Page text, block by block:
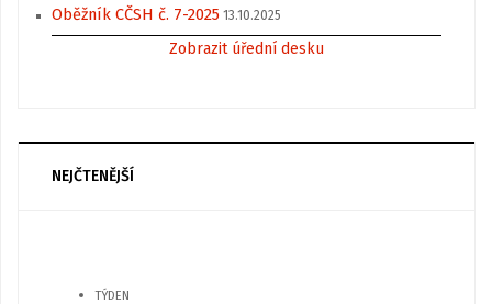
Oběžník CČSH č. 7-2025 13.10.2025
Zobrazit úřední desku
NEJČTENĚJŠÍ
TÝDEN